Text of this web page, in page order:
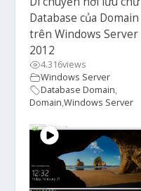
Database của Domain
trên Windows Server
2012
4.316views
Windows Server
Database Domain,
Domain,Windows Server